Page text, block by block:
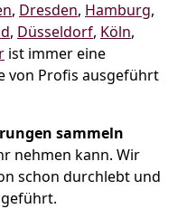
, Dresden, Hamburg,
, Düsseldorf, Köln,
ist immer eine
von Profis ausgeführt
sammeln
nehmen kann. Wir
schon durchlebt und